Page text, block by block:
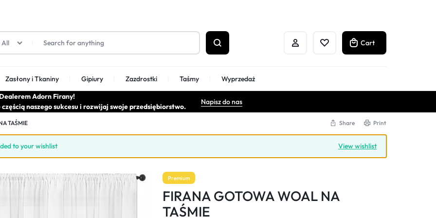
All Cart
Firany fantazyjne/pasy
Firany gipiurowe
Zasłony i Tkaniny Gipiury Zazdrostki Taśmy Wyprzedaż
Adorn Firany!
częścią naszego sukcesu i rozwijaj swoje przedsiębiorstwo.
Napisz do nas
TAŚMIE Share Print
View wishlist
to your wishlist
Premium
FIRANA GOTOWA WOAL NA
TAŚMIE